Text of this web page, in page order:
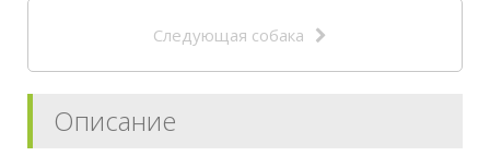
Следующая собака
Описание